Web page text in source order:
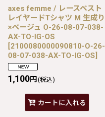
axes femme / レースベスト
レイヤードTシャツ M 生成り
×ベージュ O-26-08-07-038-
AX-TO-IG-OS
[2100080000090810-O-26-
08-07-038-AX-TO-IG-OS]
1,100円 (税込)
カートに入れる